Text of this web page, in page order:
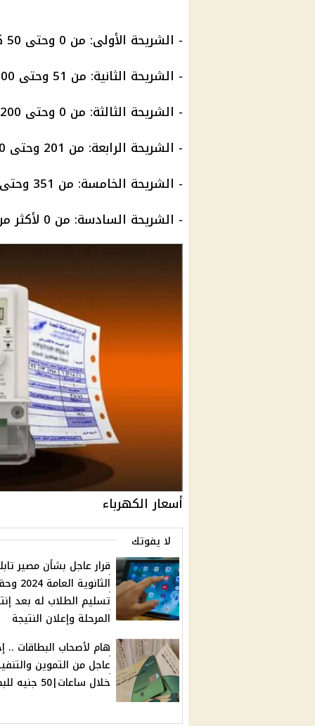
- الشريحة الأولى: من 0 وحتى 50 كيلو وات بسعر 58 قرش / كيلو وات.
- الشريحة الثانية: من 51 وحتى 100 كيلو وات بسعر 68 قرش / كيلو وات.
- الشريحة الثالثة: من 0 وحتى 200 كيلو وات بسعر 83 قرش / كيلو وات.
- الشريحة الرابعة: من 201 وحتى 350 كيلو وات بسعر 125 قرش / كيلو وات.
- الشريحة الخامسة: من 351 وحتى 650 كيلو وات بسعر 140 قرش / كيلو وات.
- الشريحة السادسة: من 0 لأكثر من 1000 كيلو وات بسعر 165 قرش / كيلو وات.
أسعار الكهرباء
لا يفوتك
قرار عاجل بشأن مصير
الثانوية
تسليم الطلاب له بعد
المرحلة وإعلان النتيجة
هام لأصحاب البطاقات ..
عاجل من التموين
خلال ساعات|50 جنيه للبطاقة